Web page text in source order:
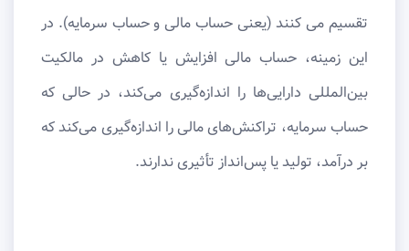
تقسیم می کنند (یعنی حساب مالی و حساب سرمایه). در
این زمینه، حساب مالی افزایش یا کاهش در مالکیت
بین‌المللی دارایی‌ها را اندازه‌گیری می‌کند، در حالی که
حساب سرمایه، تراکنش‌های مالی را اندازه‌گیری می‌کند که
بر درآمد، تولید یا پس‌انداز تأثیری ندارند.